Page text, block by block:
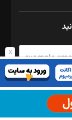
x
برای استفاده از ریکپچا بایستی کلید API را در صفحه ی تنظیمات Quform